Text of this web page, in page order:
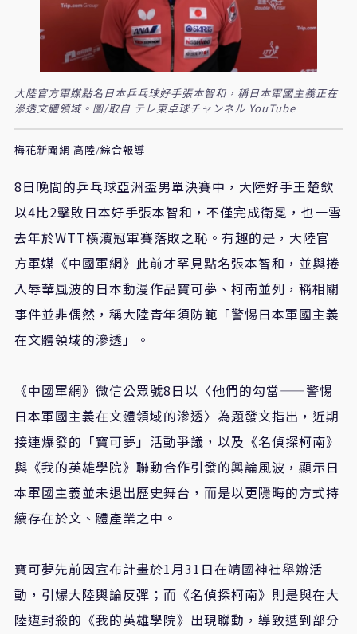
大陸官方軍媒點名日本乒乓球好手張本智和，稱日本軍國主義正在
滲透文體領域。圖/取自 テレ東卓球チャンネル YouTube
梅花新聞網 高陸/綜合報導
8日晚間的乒乓球亞洲盃男單決賽中，大陸好手王楚欽
以4比2擊敗日本好手張本智和，不僅完成衛冕，也一雪
去年於WTT橫濱冠軍賽落敗之恥。有趣的是，大陸官
方軍媒《中國軍網》此前才罕見點名張本智和，並與捲
入辱華風波的日本動漫作品寶可夢、柯南並列，稱相關
事件並非偶然，稱大陸青年須防範「警惕日本軍國主義
在文體領域的滲透」。
《中國軍網》微信公眾號8日以〈他們的勾當——警惕
日本軍國主義在文體領域的滲透〉為題發文指出，近期
接連爆發的「寶可夢」活動爭議，以及《名偵探柯南》
與《我的英雄學院》聯動合作引發的輿論風波，顯示日
本軍國主義並未退出歷史舞台，而是以更隱晦的方式持
續存在於文、體產業之中。
寶可夢先前因宣布計畫於1月31日在靖國神社舉辦活
動，引爆大陸輿論反彈；而《名偵探柯南》則是與在大
陸遭封殺的《我的英雄學院》出現聯動，導致遭到部分